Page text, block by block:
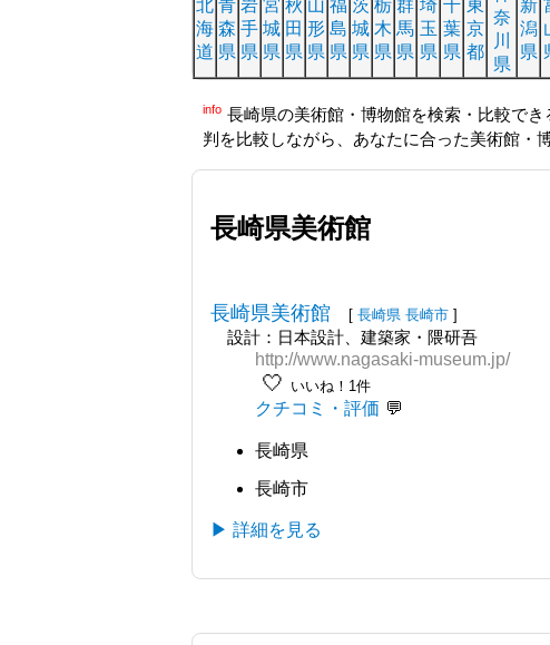
北
海
道
青
森
県
岩
手
県
宮
城
県
秋
田
県
山
形
県
福
島
県
茨
城
県
栃
木
県
群
馬
県
埼
玉
県
千
葉
県
東
京
都
奈
川
県
新
潟
県
info 長崎県の美術館・博物館を検索・比較で
判を比較しながら、あなたに合った美術館・
長崎県美術館
長崎県美術館 [ 長崎県 長崎市 ]
設計：日本設計、建築家・隈研吾
http://www.nagasaki-museum.jp/
🤍 いいね！1件
クチコミ・評価
長崎県
長崎市
▶ 詳細を見る